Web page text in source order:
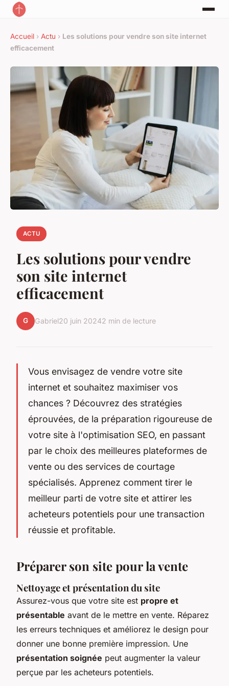
Accueil › Actu › Les solutions pour vendre son site internet
efficacement
ACTU
Les solutions pour vendre
son site internet
efficacement
G Gabriel20 juin 20242 min de lecture
Vous envisagez de vendre votre site
internet et souhaitez maximiser vos
chances ? Découvrez des stratégies
éprouvées, de la préparation rigoureuse de
votre site à l'optimisation SEO, en passant
par le choix des meilleures plateformes de
vente ou des services de courtage
spécialisés. Apprenez comment tirer le
meilleur parti de votre site et attirer les
acheteurs potentiels pour une transaction
réussie et profitable.
Préparer son site pour la vente
Nettoyage et présentation du site
Assurez-vous que votre site est propre et
présentable avant de le mettre en vente. Réparez
les erreurs techniques et améliorez le design pour
donner une bonne première impression. Une
présentation soignée peut augmenter la valeur
perçue par les acheteurs potentiels.